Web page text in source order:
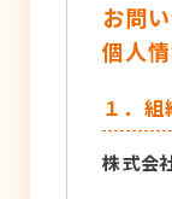
お問
個人
１．
株式会